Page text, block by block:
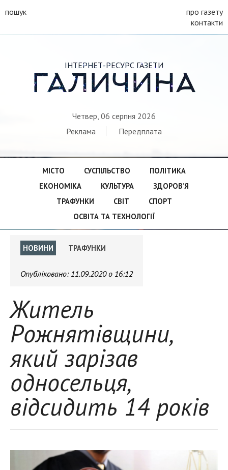
пошук
про газету
контакти
ІНТЕРНЕТ-РЕСУРС ГАЗЕТИ
ГАЛИЧИНА
Четвер, 06 серпня 2026
Реклама
Передплата
МІСТО СУСПІЛЬСТВО
ПОЛІТИКА
ЕКОНОМІКА
КУЛЬТУРА
ЗДОРОВ’Я
ТРАФУНКИ
СВІТ
СПОРТ
ОСВІТА ТА ТЕХНОЛОГІЇ
НОВИНИ ТРАФУНКИ
Опубліковано: 11.09.2020 о 16:12
Житель
Рожнятівщини,
який зарізав
односельця,
відсидить 14 років